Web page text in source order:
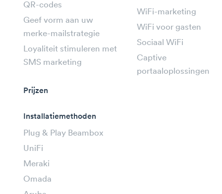
QR-codes
Geef vorm aan uw
merke-mailstrategie
Loyaliteit stimuleren met
SMS marketing
Prijzen
Installatiemethoden
Plug & Play Beambox
UniFi
Meraki
Omada
WiFi-marketing
WiFi voor gasten
Sociaal WiFi
Captive
portaaloplossingen